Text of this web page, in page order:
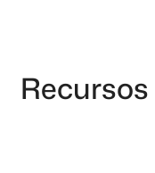
Recursos